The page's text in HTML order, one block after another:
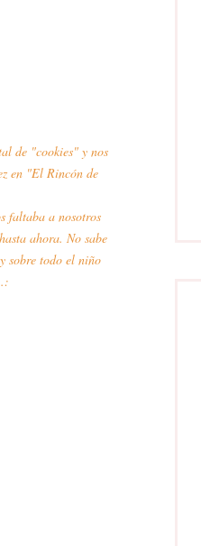
de "cookies" y nos
en "El Rincón de
faltaba a nosotros
ahora. No sabe
sobre todo el niño